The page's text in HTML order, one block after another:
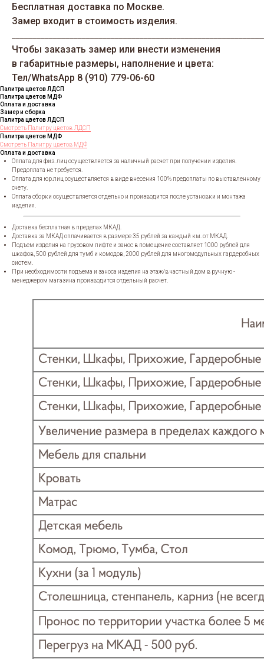
Бесплатная доставка по Москве.
Замер входит в стоимость изделия.
Чтобы заказать замер или внести изменения
в габаритные размеры, наполнение и цвета:
Тел/WhatsАрp 8 (910) 779-06-60
Палитра цветов ЛДСП
Палитра цветов МДФ
Оплата и доставка
Замер и сборка
Палитра цветов ЛДСП
Смотреть Палитру цветов ЛДСП
Палитра цветов МДФ
Смотреть Палитру цветов МДФ
Оплата и доставка
Оплата для физ. лиц осуществляется за наличный расчет при получении изделия.
Предоплата не требуется.
Оплата для юр.лиц осуществляется в виде внесения 100% предоплаты по выставленному
счету.
Оплата сборки осуществляется отдельно и производится после установки и монтажа
изделия.
Доставка бесплатная в пределах МКАД.
Доставка за МКАД оплачивается в размере 35 рублей за каждый км. от МКАД.
Подъем изделия на грузовом лифте и занос в помещение составляет 1000 рублей для
шкафов, 500 рублей для тумб и комодов, 2000 рублей для многомодульных гардеробных
систем.
При необходимости подъема и заноса изделия на этаж/в частный дом в ручную -
менеджером магазина производится отдельный расчет.